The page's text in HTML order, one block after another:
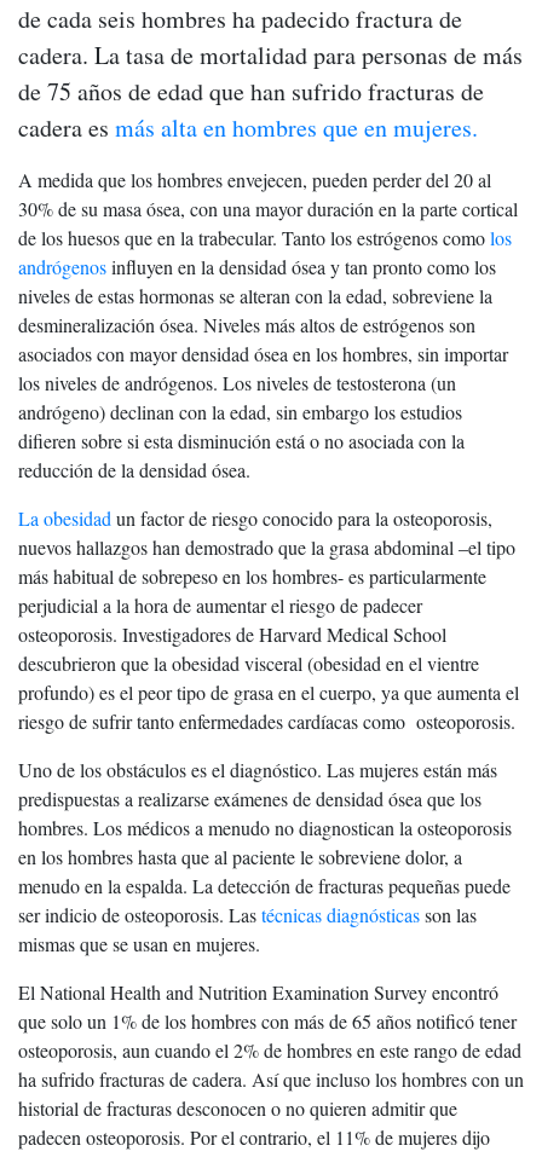
de cada seis hombres ha padecido fractura de
cadera. La tasa de mortalidad para personas de más
de 75 años de edad que han sufrido fracturas de
cadera es más alta en hombres que en mujeres.
A medida que los hombres envejecen, pueden perder del 20 al
30% de su masa ósea, con una mayor duración en la parte cortical
de los huesos que en la trabecular. Tanto los estrógenos comolos
andrógenosinfluyen en la densidad ósea y tan pronto como los
niveles de estas hormonas se alteran con la edad, sobreviene la
desmineralización ósea. Niveles más altos de estrógenos son
asociados con mayor densidad ósea en los hombres, sin importar
los niveles de andrógenos. Los niveles de testosterona (un
andrógeno) declinan con la edad, sin embargo los estudios
difieren sobre si esta disminución está o no asociada con la
reducción de la densidad ósea.
La obesidad un factor de riesgo conocido para la osteoporosis,
nuevos hallazgos han demostrado que la grasa abdominal –el tipo
más habitual de sobrepeso en los hombres- es particularmente
perjudicial a la hora de aumentar el riesgo de padecer
osteoporosis. Investigadores de Harvard Medical School
descubrieron que la obesidad visceral (obesidad en el vientre
profundo) es el peor tipo de grasa en el cuerpo, ya que aumenta el
riesgo de sufrir tanto enfermedades cardíacas como osteoporosis.
Uno de los obstáculos es el diagnóstico. Las mujeres están más
predispuestas a realizarse exámenes de densidad ósea que los
hombres. Los médicos a menudo no diagnostican la osteoporosis
en los hombres hasta que al paciente le sobreviene dolor, a
menudo en la espalda. La detección de fracturas pequeñas puede
ser indicio de osteoporosis. Lastécnicas diagnósticasson las
mismas que se usan en mujeres.
El National Health and Nutrition Examination Survey encontró
que solo un 1% de los hombres con más de 65 años notificó tener
osteoporosis, aun cuando el 2% de hombres en este rango de edad
ha sufrido fracturas de cadera. Así que incluso los hombres con un
historial de fracturas desconocen o no quieren admitir que
padecen osteoporosis. Por el contrario, el 11% de mujeres dijo